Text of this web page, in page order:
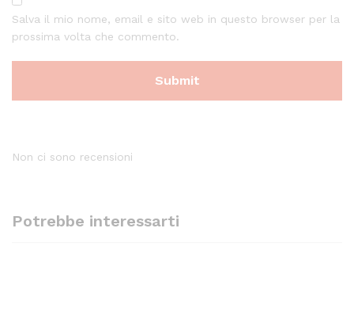
Salva il mio nome, email e sito web in questo browser per la
prossima volta che commento.
Non ci sono recensioni
Potrebbe interessarti